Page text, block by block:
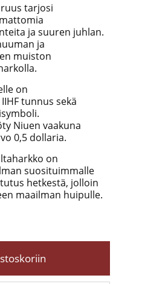
tarjosi
ja suuren juhlan.
ja
muiston
.
on
tunnus sekä
Niuen vaakuna
0,5 dollaria.
on
suosituimmalle
hetkestä, jolloin
maailman huipulle.